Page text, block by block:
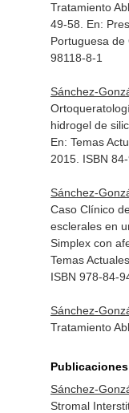
Tratamiento
49-58. En:
Portuguesa de
98118-8-1
Sánchez-
hidrogel de
En: Temas
2015. ISBN
Sánchez-
Caso Clínico
esclerales en
Simplex con
Temas
ISBN 978-84-
Sánchez-
Tratamiento
Sánchez-
Stromal